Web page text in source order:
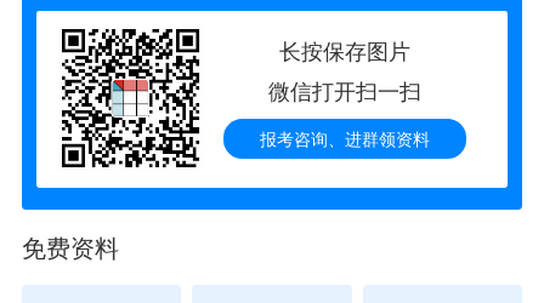
长按保存图片
微信打开扫一扫
报考咨询、进群领资料
免费资料